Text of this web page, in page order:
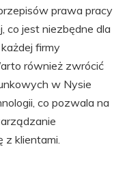
prawa pracy
co jest niezbędne dla
firmy
również zwrócić
w Nysie
co pozwala na
z klientami.